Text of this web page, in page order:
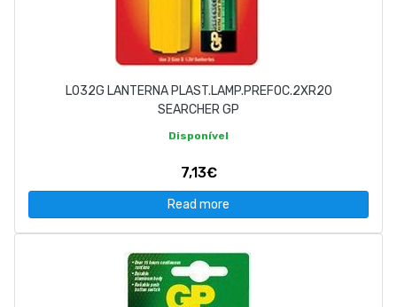
L032G LANTERNA PLAST.LAMP.PREFOC.2XR20
SEARCHER GP
Disponível
7,13€
Read more